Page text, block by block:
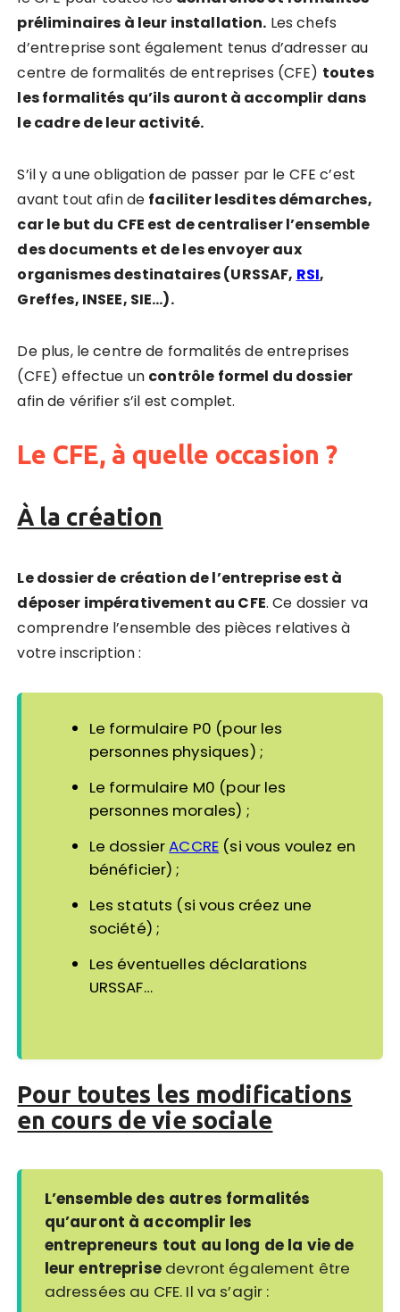
préliminaires à leur installation. Les chefs
d’entreprise sont également tenus d’adresser au
centre de formalités de entreprises (CFE) toutes
les formalités qu’ils auront à accomplir dans
le cadre de leur activité.
S’il y a une obligation de passer par le CFE c’est
avant tout afin de faciliter lesdites démarches,
car le but du CFE est de centraliser l’ensemble
des documents et de les envoyer aux
organismes destinataires (URSSAF, RSI,
Greffes, INSEE, SIE…).
De plus, le centre de formalités de entreprises
(CFE) effectue un contrôle formel du dossier
afin de vérifier s’il est complet.
Le CFE, à quelle occasion ?
À la création
Le dossier de création de l’entreprise est à
déposer impérativement au CFE. Ce dossier va
comprendre l’ensemble des pièces relatives à
votre inscription :
Le formulaire P0 (pour les
personnes physiques) ;
Le formulaire M0 (pour les
personnes morales) ;
Le dossierACCRE (si vous voulez en
bénéficier) ;
Les statuts (si vous créez une
société) ;
Les éventuelles déclarations
URSSAF…
Pour toutes les modifications
en cours de vie sociale
L’ensemble des autres formalités
qu’auront à accomplir les
entrepreneurs tout au long de la vie de
leur entreprisedevront également être
adressées au CFE. Il va s’agir :